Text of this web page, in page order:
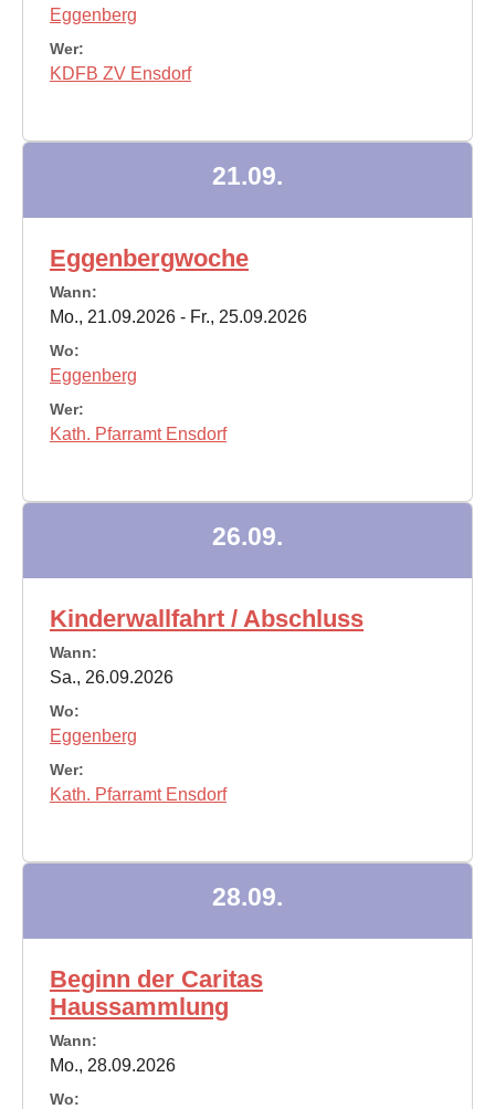
Eggenberg
Wer:
KDFB ZV Ensdorf
21.09.
Eggenbergwoche
Wann:
Mo., 21.09.2026 - Fr., 25.09.2026
Wo:
Eggenberg
Wer:
Kath. Pfarramt Ensdorf
26.09.
Kinderwallfahrt / Abschluss
Wann:
Sa., 26.09.2026
Wo:
Eggenberg
Wer:
Kath. Pfarramt Ensdorf
28.09.
Beginn der Caritas
Haussammlung
Wann:
Mo., 28.09.2026
Wo: